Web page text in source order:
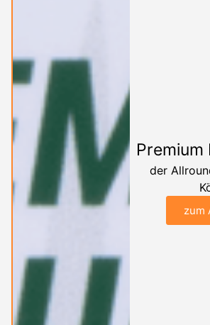
Premium
der
zum